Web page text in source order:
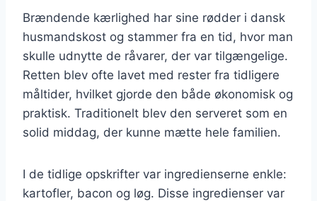
Brændende kærlighed har sine rødder i dansk
husmandskost og stammer fra en tid, hvor man
skulle udnytte de råvarer, der var tilgængelige.
Retten blev ofte lavet med rester fra tidligere
måltider, hvilket gjorde den både økonomisk og
praktisk. Traditionelt blev den serveret som en
solid middag, der kunne mætte hele familien.
I de tidlige opskrifter var ingredienserne enkle:
kartofler, bacon og løg. Disse ingredienser var